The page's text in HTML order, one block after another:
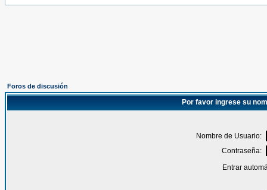
Foros de discusión
Por favor ingrese su
Nombre de Usuario:
Contraseña:
Entrar